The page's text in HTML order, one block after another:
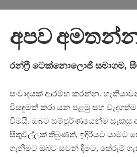
අපව
රන්ෆ්‍රී ටෙක්නොලොජි සමාගම,
සංවාදයක් ආරම්භ කරන්න.
විසඳුමක් කරා යන පළමු සහ
වීමයි. ඔබට සම්පූර්ණයෙන්ම සැකසූ
සිතුවිල්ලක් තිබුණත්, ඉදිරියට යාමට
ගැනීමට ඔබට සවන් දීමට, තේරුම්